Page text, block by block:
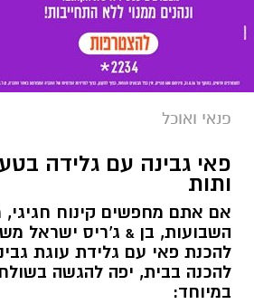
פנאי ואוכל
פאי גבינה עם גלידה
ותות
אם אתם מחפשים קינוח חגיגי,
השבועות, בן & ג'ריס ישראל
להכנת פאי עם גלידת עוגת
להכנה בבית, יפה להגשה
במיוחד: